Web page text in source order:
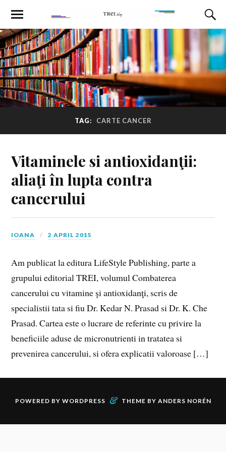
TAG: CARTE CANCER
Vitaminele si antioxidanţii:
aliaţi în lupta contra
cancerului
IOANA 2 APRIL 2015
Am publicat la editura LifeStyle Publishing, parte a
grupului editorial TREI, volumul Combaterea
cancerului cu vitamine şi antioxidanţi, scris de
specialistii tata si fiu Dr. Kedar N. Prasad si Dr. K. Che
Prasad. Cartea este o lucrare de referinte cu privire la
beneficiile aduse de micronutrienti in tratatea si
prevenirea cancerului, si ofera explicatii valoroase […]
POWERED BY WORDPRESS & THEME BY ANDERS NORÉN